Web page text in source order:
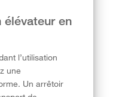
élévateur en
l’utilisation
une
Un arrêtoir